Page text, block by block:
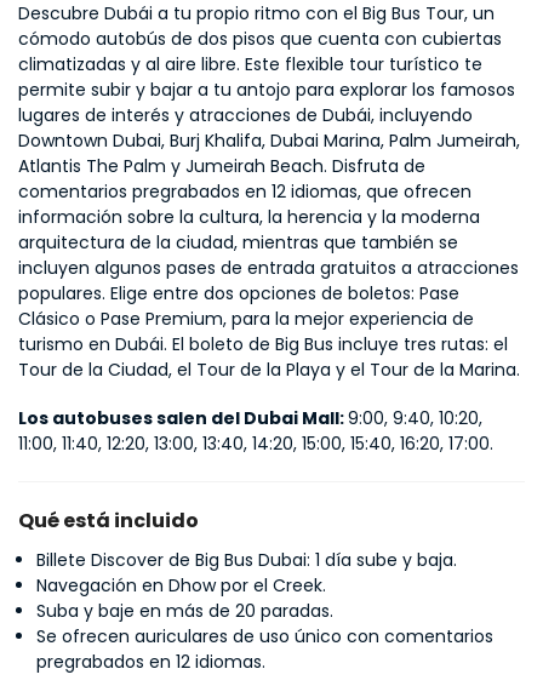
Descubre Dubái a tu propio ritmo con el Big Bus Tour, un
cómodo autobús de dos pisos que cuenta con cubiertas
climatizadas y al aire libre. Este flexible tour turístico te
permite subir y bajar a tu antojo para explorar los famosos
lugares de interés y atracciones de Dubái, incluyendo
Downtown Dubai, Burj Khalifa, Dubai Marina, Palm Jumeirah,
Atlantis The Palm y Jumeirah Beach. Disfruta de
comentarios pregrabados en 12 idiomas, que ofrecen
información sobre la cultura, la herencia y la moderna
arquitectura de la ciudad, mientras que también se
incluyen algunos pases de entrada gratuitos a atracciones
populares. Elige entre dos opciones de boletos: Pase
Clásico o Pase Premium, para la mejor experiencia de
turismo en Dubái. El boleto de Big Bus incluye tres rutas: el
Tour de la Ciudad, el Tour de la Playa y el Tour de la Marina.
Los autobuses salen del Dubai Mall: 9:00, 9:40, 10:20,
11:00, 11:40, 12:20, 13:00, 13:40, 14:20, 15:00, 15:40, 16:20, 17:00.
Qué está incluido
Billete Discover de Big Bus Dubai: 1 día sube y baja.
Navegación en Dhow por el Creek.
Suba y baje en más de 20 paradas.
Se ofrecen auriculares de uso único con comentarios
pregrabados en 12 idiomas.